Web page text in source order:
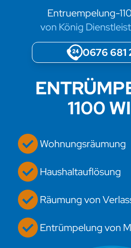
Entruempelung-
von König
0676 681
1100
Wohnungsräumung
Haushaltauflösung
Räumung von
Entrümpelung von